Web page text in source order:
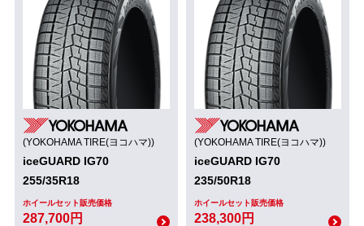
(YOKOHAMA TIRE(ヨコハマ))
iceGUARD IG70
255/35R18
ホイールセット販売価格
287,700円
(YOKOHAMA TIRE(ヨコハマ))
iceGUARD IG70
235/50R18
ホイールセット販売価格
238,300円